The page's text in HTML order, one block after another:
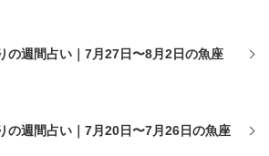
の週間占い｜7月27日〜8月2日の魚座
の週間占い｜7月20日〜7月26日の魚座